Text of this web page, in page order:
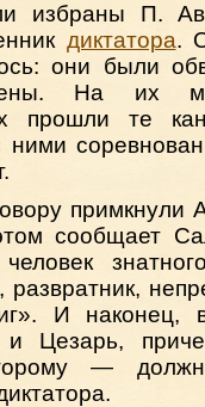
избраны П.
диктатора.
они были
На их
прошли те
ними
примкнули
сообщает
развратник,
И наконец,
и Цезарь,
—